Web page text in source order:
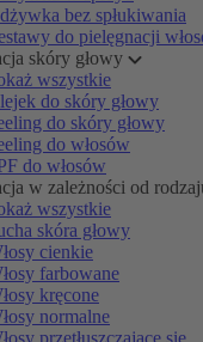
bez spłukiwania
do pielęgnacji
skóry głowy
wszystkie
do skóry głowy
do skóry głowy
do włosów
do włosów
w zależności od
wszystkie
skóra głowy
cienkie
farbowane
kręcone
normalne
przetłuszczające się